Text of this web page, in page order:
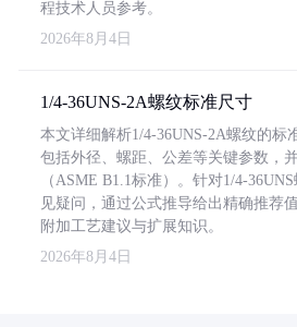
程技术人员参考。
2026年8月4日
1/4-36UNS-2A螺纹标准尺寸
本文详细解析1/4-36UNS-2A螺纹的标
包括外径、螺距、公差等关键参数，
（ASME B1.1标准）。针对1/4-
见疑问，通过公式推导给出精确推荐
附加工艺建议与扩展知识。
2026年8月4日